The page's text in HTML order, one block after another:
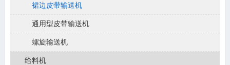
裙边皮带输送机
通用型皮带输送机
螺旋输送机
给料机